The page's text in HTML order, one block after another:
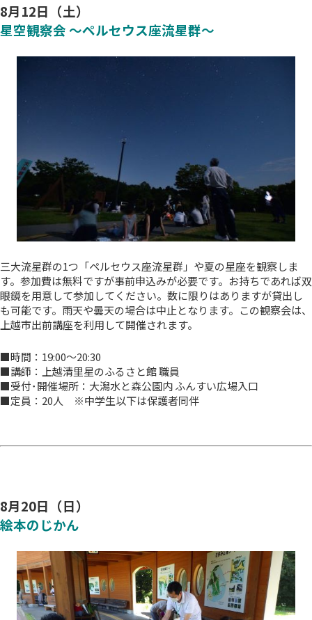
8月12日（土）
星空観察会 ～ペルセウス座流星群～
三大流星群の1つ「ペルセウス座流星群」や夏の星座を観察しま
す。参加費は無料ですが事前申込みが必要です。お持ちであれば双
眼鏡を用意して参加してください。数に限りはありますが貸出し
も可能です。雨天や曇天の場合は中止となります。この観察会は、
上越市出前講座を利用して開催されます。
■時間：19:00～20:30
■講師：上越清里星のふるさと館 職員
■受付･開催場所：大潟水と森公園内 ふんすい広場入口
■定員：20人 ※中学生以下は保護者同伴
8月20日（日）
絵本のじかん